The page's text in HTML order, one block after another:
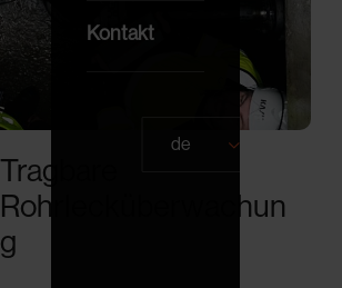
Kontakt
de
Tragbare
Rohrlecküberwachun
g